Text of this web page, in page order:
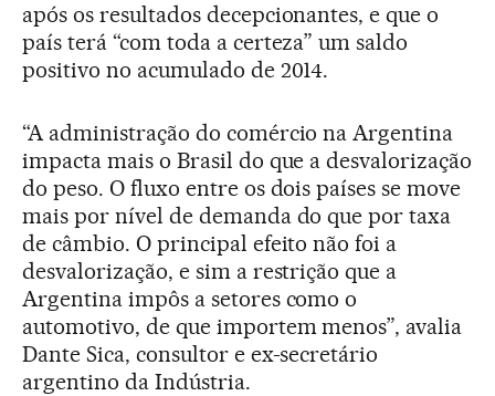
após os resultados decepcionantes, e que o
país terá “com toda a certeza” um saldo
positivo no acumulado de 2014.
“A administração do comércio na Argentina
impacta mais o Brasil do que a desvalorização
do peso. O fluxo entre os dois países se move
mais por nível de demanda do que por taxa
de câmbio. O principal efeito não foi a
desvalorização, e sim a restrição que a
Argentina impôs a setores como o
automotivo, de que importem menos”, avalia
Dante Sica, consultor e ex-secretário
argentino da Indústria.